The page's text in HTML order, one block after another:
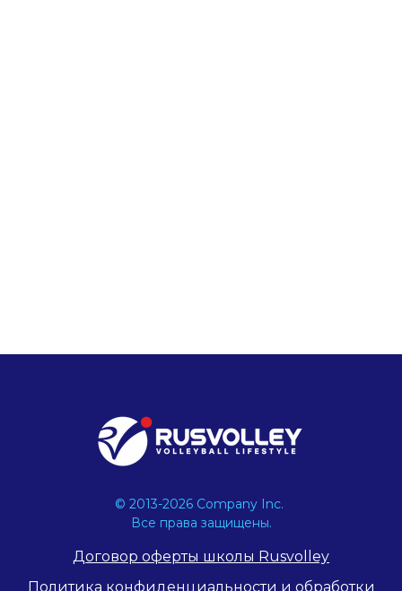
© 2013-2026 Company Inc.
Все права защищены.
Договор оферты школы Rusvolley
Политика конфиденциальности и обработки